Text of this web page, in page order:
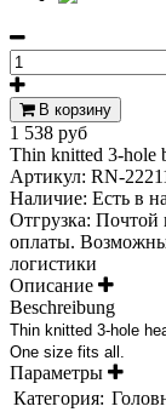
В корзину
1 538 руб
Thin knitted 3-hole
Артикул: RN-
Наличие: Есть в
Отгрузка: Почтой
оплаты. Возможны
логистики
Описание
Beschreibung
Thin knitted 3-hole
One size fits all.
Параметры
Категория: